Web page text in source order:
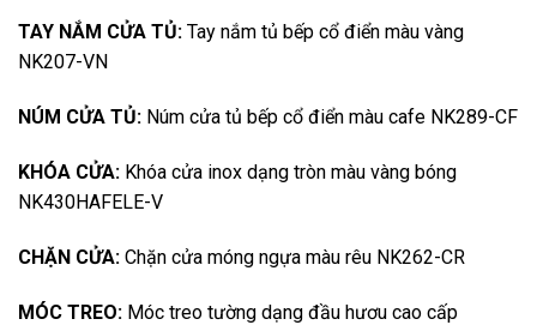
TAY NẮM CỬA TỦ: Tay nắm tủ bếp cổ điển màu vàng
NK207-VN
NÚM CỬA TỦ: Núm cửa tủ bếp cổ điển màu cafe NK289-CF
KHÓA CỬA: Khóa cửa inox dạng tròn màu vàng bóng
NK430HAFELE-V
CHẶN CỬA: Chặn cửa móng ngựa màu rêu NK262-CR
MÓC TREO: Móc treo tường dạng đầu hươu cao cấp